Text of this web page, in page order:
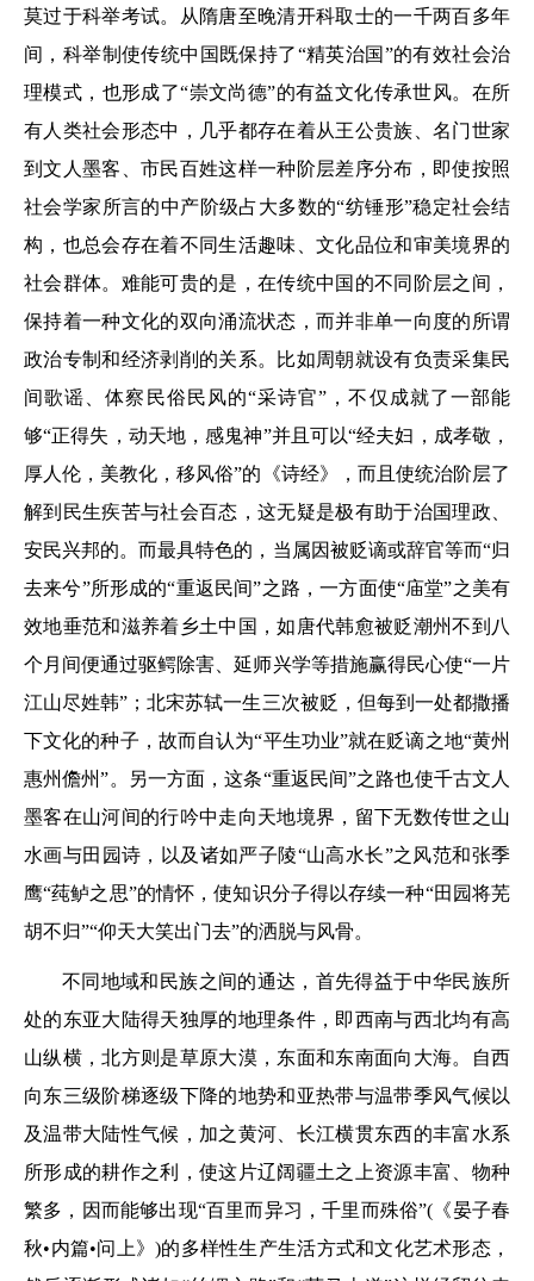
莫过于科举考试。从隋唐至晚清开科取士的一千两百多年
间，科举制使传统中国既保持了“精英治国”的有效社会治
理模式，也形成了“崇文尚德”的有益文化传承世风。在所
有人类社会形态中，几乎都存在着从王公贵族、名门世家
到文人墨客、市民百姓这样一种阶层差序分布，即使按照
社会学家所言的中产阶级占大多数的“纺锤形”稳定社会结
构，也总会存在着不同生活趣味、文化品位和审美境界的
社会群体。难能可贵的是，在传统中国的不同阶层之间，
保持着一种文化的双向涌流状态，而并非单一向度的所谓
政治专制和经济剥削的关系。比如周朝就设有负责采集民
间歌谣、体察民俗民风的“采诗官”，不仅成就了一部能
够“正得失，动天地，感鬼神”并且可以“经夫妇，成孝敬，
厚人伦，美教化，移风俗”的《诗经》，而且使统治阶层了
解到民生疾苦与社会百态，这无疑是极有助于治国理政、
安民兴邦的。而最具特色的，当属因被贬谪或辞官等而“归
去来兮”所形成的“重返民间”之路，一方面使“庙堂”之美有
效地垂范和滋养着乡土中国，如唐代韩愈被贬潮州不到八
个月间便通过驱鳄除害、延师兴学等措施赢得民心使“一片
江山尽姓韩”；北宋苏轼一生三次被贬，但每到一处都撒播
下文化的种子，故而自认为“平生功业”就在贬谪之地“黄州
惠州儋州”。另一方面，这条“重返民间”之路也使千古文人
墨客在山河间的行吟中走向天地境界，留下无数传世之山
水画与田园诗，以及诸如严子陵“山高水长”之风范和张季
鹰“莼鲈之思”的情怀，使知识分子得以存续一种“田园将芜
胡不归”“仰天大笑出门去”的洒脱与风骨。
不同地域和民族之间的通达，首先得益于中华民族所
处的东亚大陆得天独厚的地理条件，即西南与西北均有高
山纵横，北方则是草原大漠，东面和东南面向大海。自西
向东三级阶梯逐级下降的地势和亚热带与温带季风气候以
及温带大陆性气候，加之黄河、长江横贯东西的丰富水系
所形成的耕作之利，使这片辽阔疆土之上资源丰富、物种
繁多，因而能够出现“百里而异习，千里而殊俗”(《晏子春
秋•内篇•问上》)的多样性生产生活方式和文化艺术形态，